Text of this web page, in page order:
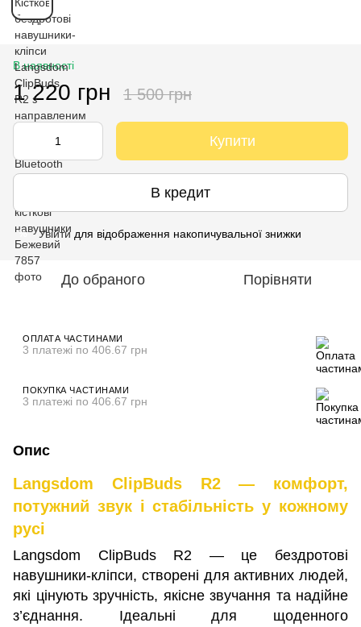
В наявності
1 220 грн 1 500 грн
Купити
В кредит
% Увійти для відображення накопичувальної знижки
До обраного Порівняти
ОПЛАТА ЧАСТИНАМИ
3 платежі по 406.67 грн
ПОКУПКА ЧАСТИНАМИ
3 платежі по 406.67 грн
Опис
Langsdom ClipBuds R2 — комфорт,
потужний звук і стабільність у кожному
русі
Langsdom ClipBuds R2 — це бездротові
навушники-кліпси, створені для активних людей,
які цінують зручність, якісне звучання та надійне
з’єднання. Ідеальні для щоденного